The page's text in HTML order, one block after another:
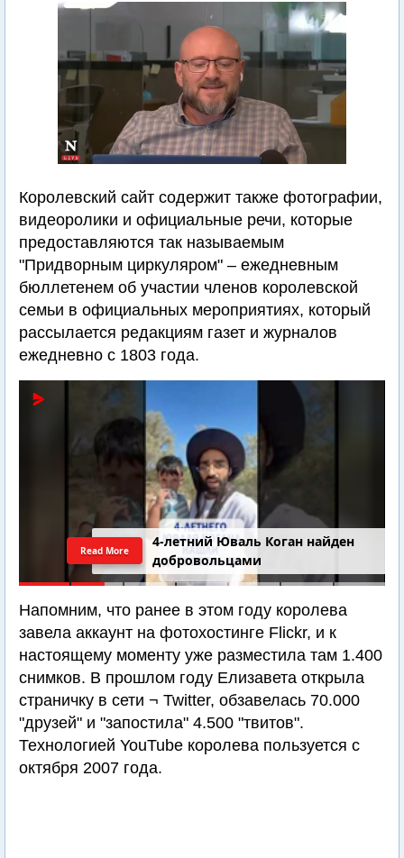
Королевский сайт содержит также фотографии,
видеоролики и официальные речи, которые
предоставляются так называемым
"Придворным циркуляром" – ежедневным
бюллетенем об участии членов королевской
семьи в официальных мероприятиях, который
рассылается редакциям газет и журналов
ежедневно с 1803 года.
4-летний Юваль Коган найден
добровольцами
Read More
Напомним, что ранее в этом году королева
завела аккаунт на фотохостинге Flickr, и к
настоящему моменту уже разместила там 1.400
снимков. В прошлом году Елизавета открыла
страничку в сети ¬ Twitter, обзавелась 70.000
"друзей" и "запостила" 4.500 "твитов".
Технологией YouTube королева пользуется с
октября 2007 года.